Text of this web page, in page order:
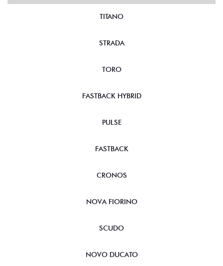
TITANO
STRADA
TORO
FASTBACK HYBRID
PULSE
FASTBACK
CRONOS
NOVA FIORINO
SCUDO
NOVO DUCATO